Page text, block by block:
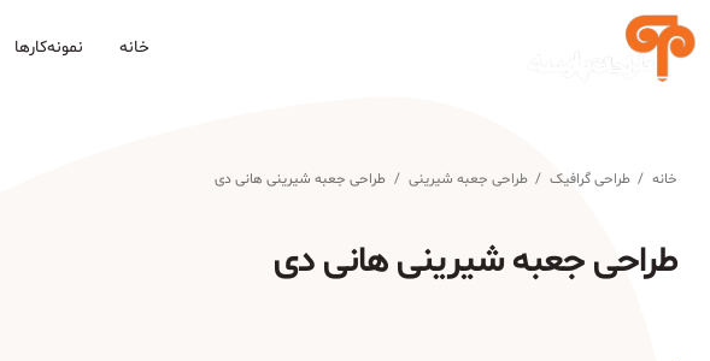
خانه نمونه‌کارها
خانه / طراحی گرافیک / طراحی جعبه شیرینی / طراحی جعبه شیرینی هانی دی
طراحی جعبه شیرینی هانی دی